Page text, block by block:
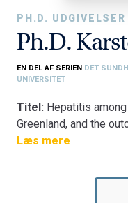
PH.D. UDGIVELSER
Ph.D.
EN DEL AF SERIEN DET
UNIVERSITET
Titel: Hepatitis
Greenland, and the
Greenland
Klinisk Institut
Læs mere